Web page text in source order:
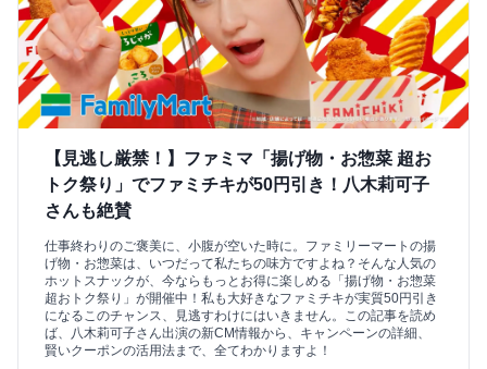
【見逃し厳禁！】ファミマ「揚げ物・お惣菜 超お
トク祭り」でファミチキが50円引き！八木莉可子
さんも絶賛
仕事終わりのご褒美に、小腹が空いた時に。ファミリーマートの揚
げ物・お惣菜は、いつだって私たちの味方ですよね？そんな人気の
ホットスナックが、今ならもっとお得に楽しめる「揚げ物・お惣菜
超おトク祭り」が開催中！私も大好きなファミチキが実質50円引き
になるこのチャンス、見逃すわけにはいきません。この記事を読め
ば、八木莉可子さん出演の新CM情報から、キャンペーンの詳細、
賢いクーポンの活用法まで、全てわかりますよ！